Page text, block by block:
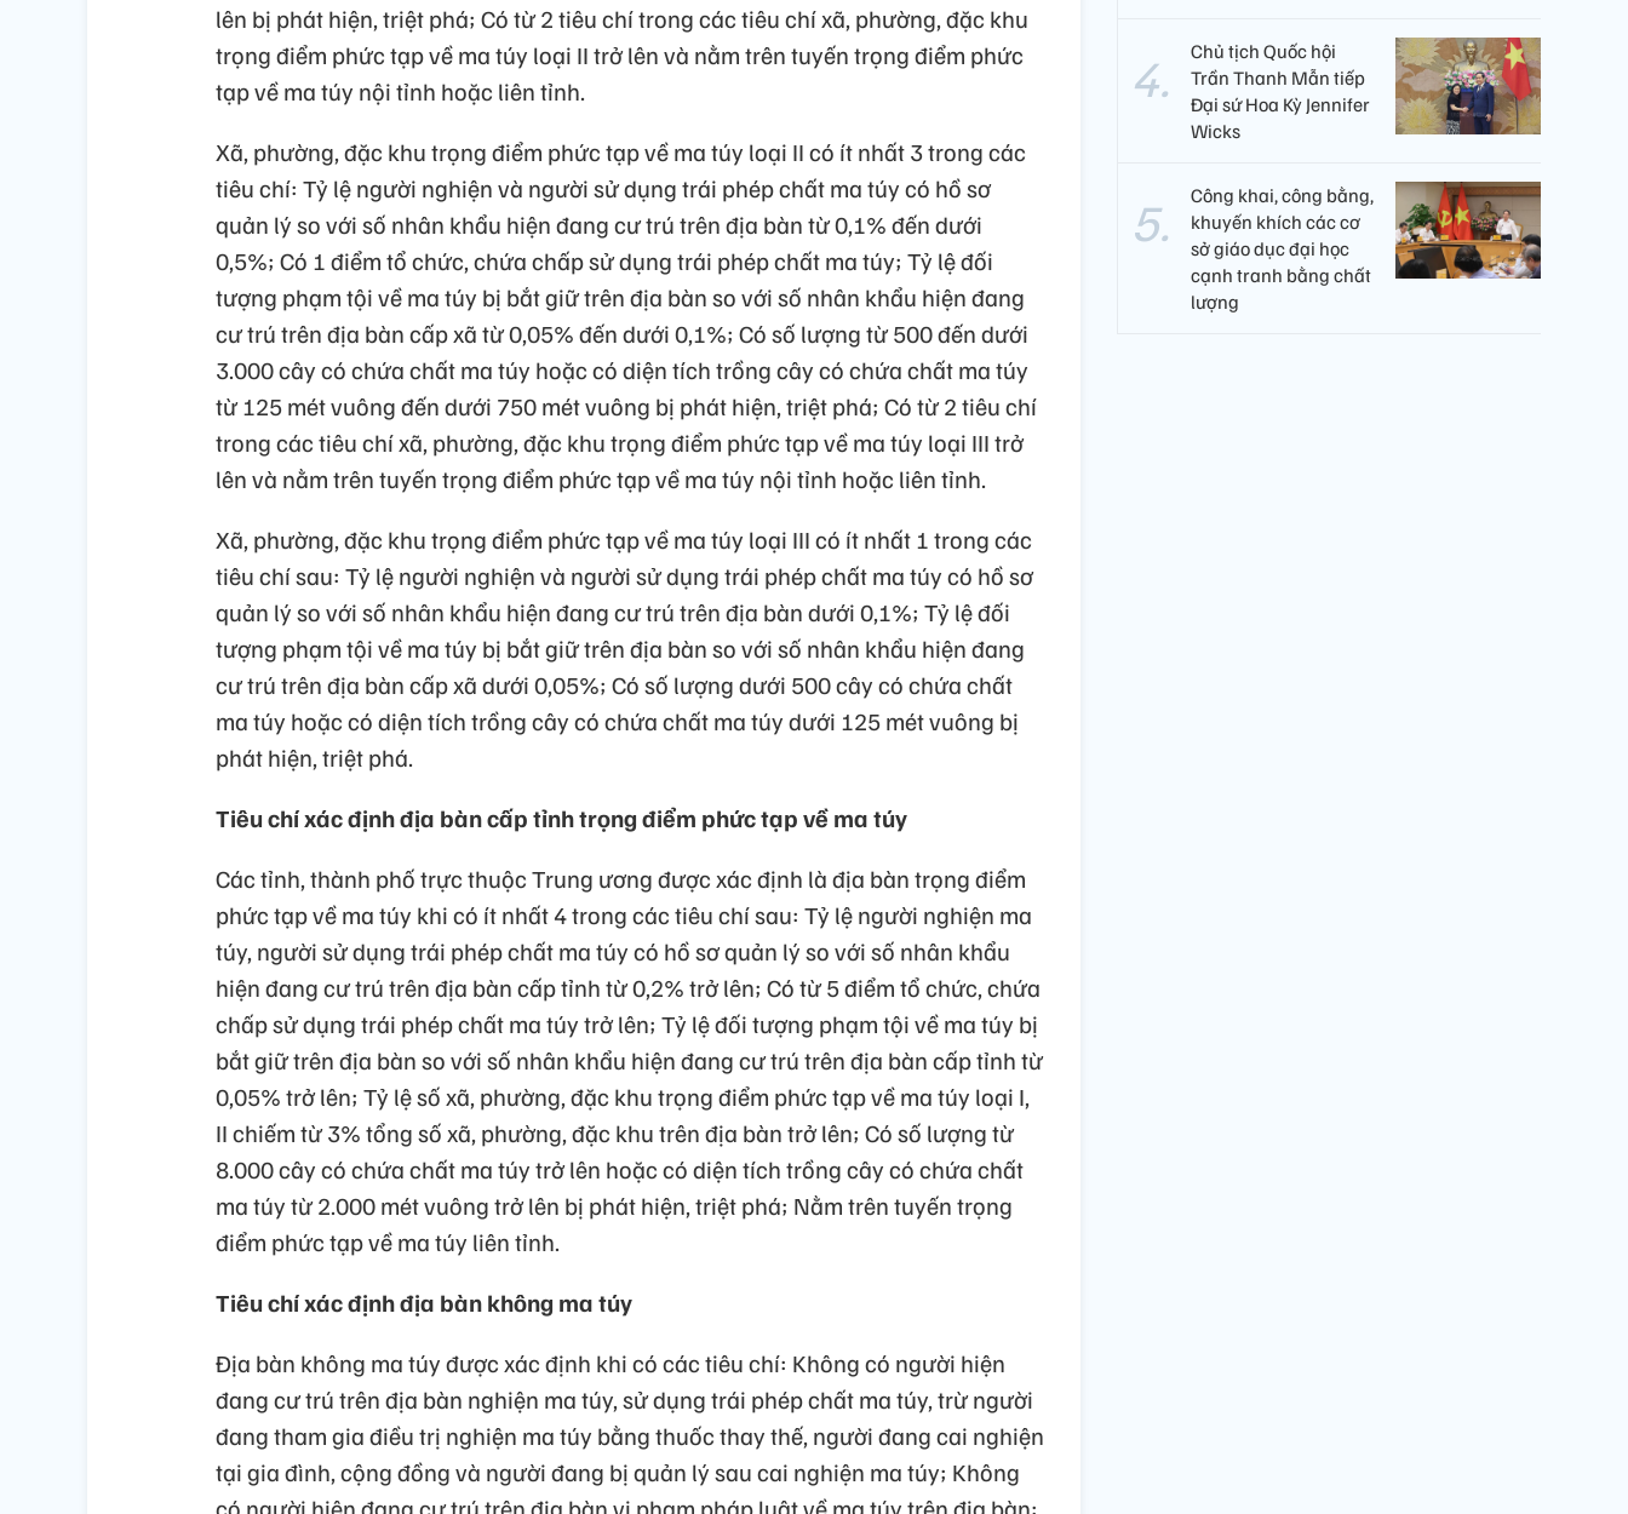
lên bị phát hiện, triệt phá; Có từ 2 tiêu chí trong các tiêu chí xã, phường, đặc khu
trọng điểm phức tạp về ma túy loại II trở lên và nằm trên tuyến trọng điểm phức
tạp về ma túy nội tỉnh hoặc liên tỉnh.
Xã, phường, đặc khu trọng điểm phức tạp về ma túy loại II có ít nhất 3 trong các
tiêu chí: Tỷ lệ người nghiện và người sử dụng trái phép chất ma túy có hồ sơ
quản lý so với số nhân khẩu hiện đang cư trú trên địa bàn từ 0,1% đến dưới
0,5%; Có 1 điểm tổ chức, chứa chấp sử dụng trái phép chất ma túy; Tỷ lệ đối
tượng phạm tội về ma túy bị bắt giữ trên địa bàn so với số nhân khẩu hiện đang
cư trú trên địa bàn cấp xã từ 0,05% đến dưới 0,1%; Có số lượng từ 500 đến dưới
3.000 cây có chứa chất ma túy hoặc có diện tích trồng cây có chứa chất ma túy
từ 125 mét vuông đến dưới 750 mét vuông bị phát hiện, triệt phá; Có từ 2 tiêu chí
trong các tiêu chí xã, phường, đặc khu trọng điểm phức tạp về ma túy loại III trở
lên và nằm trên tuyến trọng điểm phức tạp về ma túy nội tỉnh hoặc liên tỉnh.
Xã, phường, đặc khu trọng điểm phức tạp về ma túy loại III có ít nhất 1 trong các
tiêu chí sau: Tỷ lệ người nghiện và người sử dụng trái phép chất ma túy có hồ sơ
quản lý so với số nhân khẩu hiện đang cư trú trên địa bàn dưới 0,1%; Tỷ lệ đối
tượng phạm tội về ma túy bị bắt giữ trên địa bàn so với số nhân khẩu hiện đang
cư trú trên địa bàn cấp xã dưới 0,05%; Có số lượng dưới 500 cây có chứa chất
ma túy hoặc có diện tích trồng cây có chứa chất ma túy dưới 125 mét vuông bị
phát hiện, triệt phá.
Tiêu chí xác định địa bàn cấp tỉnh trọng điểm phức tạp về ma túy
Các tỉnh, thành phố trực thuộc Trung ương được xác định là địa bàn trọng điểm
phức tạp về ma túy khi có ít nhất 4 trong các tiêu chí sau: Tỷ lệ người nghiện ma
túy, người sử dụng trái phép chất ma túy có hồ sơ quản lý so với số nhân khẩu
hiện đang cư trú trên địa bàn cấp tỉnh từ 0,2% trở lên; Có từ 5 điểm tổ chức, chứa
chấp sử dụng trái phép chất ma túy trở lên; Tỷ lệ đối tượng phạm tội về ma túy bị
bắt giữ trên địa bàn so với số nhân khẩu hiện đang cư trú trên địa bàn cấp tỉnh từ
0,05% trở lên; Tỷ lệ số xã, phường, đặc khu trọng điểm phức tạp về ma túy loại I,
II chiếm từ 3% tổng số xã, phường, đặc khu trên địa bàn trở lên; Có số lượng từ
8.000 cây có chứa chất ma túy trở lên hoặc có diện tích trồng cây có chứa chất
ma túy từ 2.000 mét vuông trở lên bị phát hiện, triệt phá; Nằm trên tuyến trọng
điểm phức tạp về ma túy liên tỉnh.
Tiêu chí xác định địa bàn không ma túy
Địa bàn không ma túy được xác định khi có các tiêu chí: Không có người hiện
đang cư trú trên địa bàn nghiện ma túy, sử dụng trái phép chất ma túy, trừ người
đang tham gia điều trị nghiện ma túy bằng thuốc thay thế, người đang cai nghiện
tại gia đình, cộng đồng và người đang bị quản lý sau cai nghiện ma túy; Không
Chủ tịch Quốc hội
Trần Thanh Mẫn tiếp
Đại sứ Hoa Kỳ Jennifer
Wicks
Công khai, công bằng,
khuyến khích các cơ
sở giáo dục đại học
cạnh tranh bằng chất
lượng​